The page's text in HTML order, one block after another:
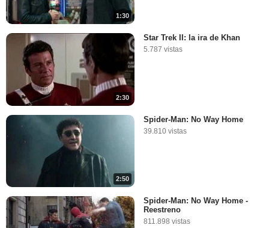
1:30
2:30
Star Trek II: la ira de Khan
5.787 vistas
2:50
Spider-Man: No Way Home
39.810 vistas
Spider-Man: No Way Home -
Reestreno
811.898 vistas